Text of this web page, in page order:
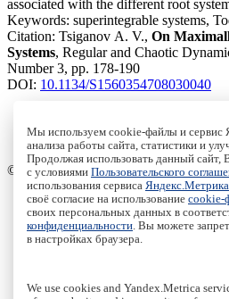
associated with the different root
Keywords: superintegrable systems,
Citation: Tsiganov A. V., On
Systems, Regular and Chaotic
Number 3, pp. 178-190
DOI: 10.1134/S1560354708030040
Access to the full text on the
© Institute of Computer Science
About Journal
Editorial Board
Author Information
Publishing Ethics
Authors
Мы используем cookie-файлы и сервис
анализа работы сайта, статистики и
Продолжая использовать данный сайт,
с условиями Пользовательского
использования сервиса Яндекс.Метрика
своё согласие на использование cookie-
своих персональных данных в
конфиденциальности . Вы можете
в настройках браузера.
We use cookies and Yandex.Metrica